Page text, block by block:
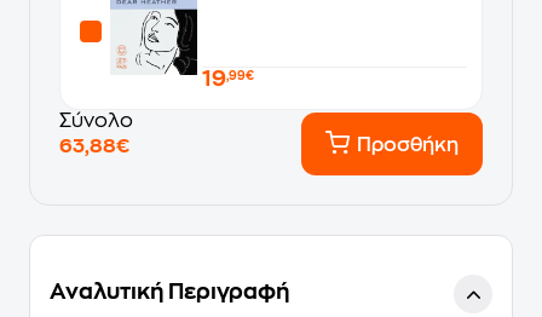
19,99€
Σύνολο
63,88€
Προσθήκη
Αναλυτική Περιγραφή